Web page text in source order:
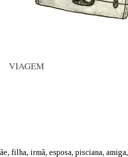
VIAGEM
filha, irmã, esposa, pisciana, amiga,